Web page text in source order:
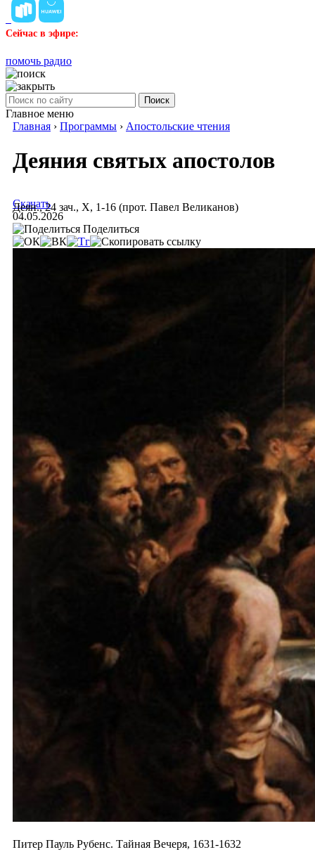
Сейчас в эфире:
помочь радио
Поиск
Главное меню
Главная › Программы › Апостольские чтения
Деяния святых апостолов
Деян., 24 зач., X, 1-16 (прот. Павел Великанов)
Скачать
04.05.2026
Поделиться
Питер Пауль Рубенс. Тайная Вечеря, 1631-1632